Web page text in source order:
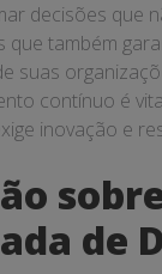
decisões que
que também
suas
contínuo é
inovação e
de